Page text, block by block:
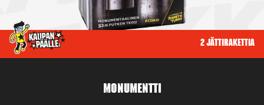
2 jättirakettia
Monumentti